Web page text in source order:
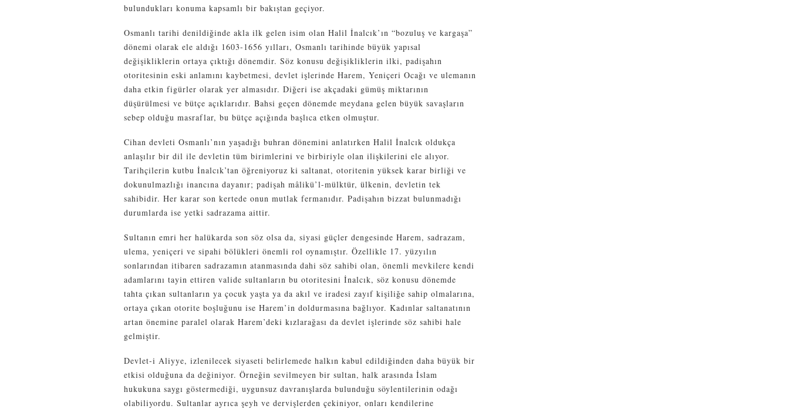
bulundukları konuma kapsamlı bir bakıştan geçiyor.
Osmanlı tarihi denildiğinde akla ilk gelen isim olan Halil İnalcık’ın “bozuluş ve kargaşa”
dönemi olarak ele aldığı 1603-1656 yılları, Osmanlı tarihinde büyük yapısal
değişikliklerin ortaya çıktığı dönemdir. Söz konusu değişikliklerin ilki, padişahın
otoritesinin eski anlamını kaybetmesi, devlet işlerinde Harem, Yeniçeri Ocağı ve ulemanın
daha etkin figürler olarak yer almasıdır. Diğeri ise akçadaki gümüş miktarının
düşürülmesi ve bütçe açıklarıdır. Bahsi geçen dönemde meydana gelen büyük savaşların
sebep olduğu masraflar, bu bütçe açığında başlıca etken olmuştur.
Cihan devleti Osmanlı’nın yaşadığı buhran dönemini anlatırken Halil İnalcık oldukça
anlaşılır bir dil ile devletin tüm birimlerini ve birbiriyle olan ilişkilerini ele alıyor.
Tarihçilerin kutbu İnalcık’tan öğreniyoruz ki saltanat, otoritenin yüksek karar birliği ve
dokunulmazlığı inancına dayanır; padişah mâlikü’l-mülktür, ülkenin, devletin tek
sahibidir. Her karar son kertede onun mutlak fermanıdır. Padişahın bizzat bulunmadığı
durumlarda ise yetki sadrazama aittir.
Sultanın emri her halükarda son söz olsa da, siyasi güçler dengesinde Harem, sadrazam,
ulema, yeniçeri ve sipahi bölükleri önemli rol oynamıştır. Özellikle 17. yüzyılın
sonlarından itibaren sadrazamın atanmasında dahi söz sahibi olan, önemli mevkilere kendi
adamlarını tayin ettiren valide sultanların bu otoritesini İnalcık, söz konusu dönemde
tahta çıkan sultanların ya çocuk yaşta ya da akıl ve iradesi zayıf kişiliğe sahip olmalarına,
ortaya çıkan otorite boşluğunu ise Harem’in doldurmasına bağlıyor. Kadınlar saltanatının
artan önemine paralel olarak Harem’deki kızlarağası da devlet işlerinde söz sahibi hale
gelmiştir.
Devlet-i Aliyye, izlenilecek siyaseti belirlemede halkın kabul edildiğinden daha büyük bir
etkisi olduğuna da değiniyor. Örneğin sevilmeyen bir sultan, halk arasında İslam
hukukuna saygı göstermediği, uygunsuz davranışlarda bulunduğu söylentilerinin odağı
olabiliyordu. Sultanlar ayrıca şeyh ve dervişlerden çekiniyor, onları kendilerine